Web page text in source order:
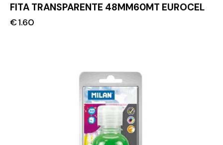
FITA TRANSPARENTE 48MM60MT EUROCEL
€1.60